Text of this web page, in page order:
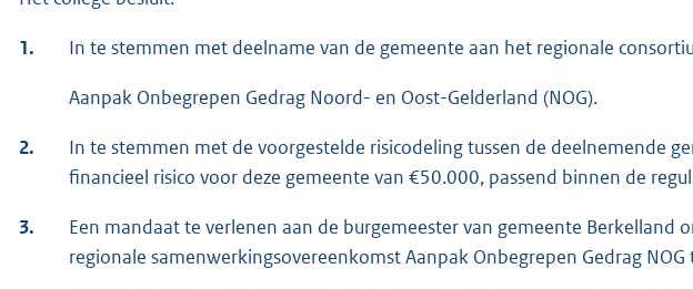
1. In te stemmen met deelname van de gemeente aan het regionale
Aanpak Onbegrepen Gedrag Noord- en Oost-Gelderland (NOG).
2.
In te stemmen met de voorgestelde risicodeling tussen de deelnemende
financieel risico voor deze gemeente van €50.000, passend binnen de
3.
Een mandaat te verlenen aan de burgemeester van gemeente Berkelland
regionale samenwerkingsovereenkomst Aanpak Onbegrepen Gedrag